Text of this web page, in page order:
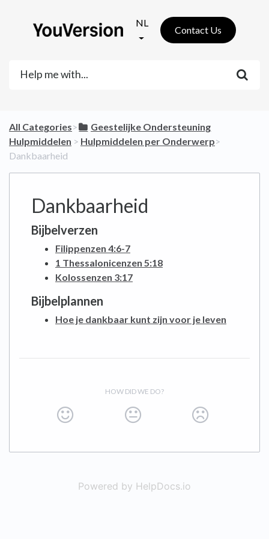
NL
Contact Us
All Categories​>​
​Geestelijke Ondersteuning
Hulpmiddelen ​ > ​ ​Hulpmiddelen per Onderwerp​>​
Dankbaarheid
Dankbaarheid
Bijbelverzen
Filippenzen 4:6-7
1 Thessalonicenzen 5:18
Kolossenzen 3:17
Bijbelplannen
Hoe je dankbaar kunt zijn voor je leven
HOW DID WE DO?
Powered by HelpDocs.io